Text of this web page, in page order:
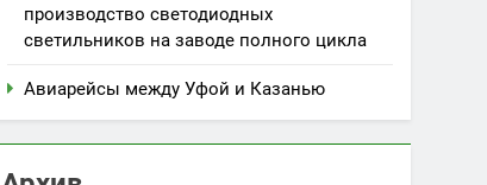
производство светодиодных
светильников на заводе полного цикла
Авиарейсы между Уфой и Казанью